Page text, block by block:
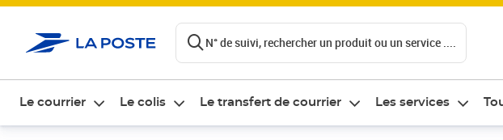
N° de suivi, rechercher un produit ou un service ....
Le courrier Le colis Le transfert de courrier Les services